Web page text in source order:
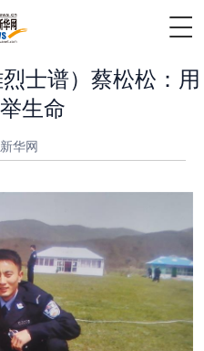
烈士谱）蔡松松：用
生命
新华网